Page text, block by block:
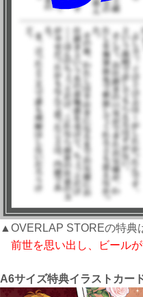
▲OVERLAP STOREの特典
前世を思い出し、ビール
A6サイズ特典イラストカー